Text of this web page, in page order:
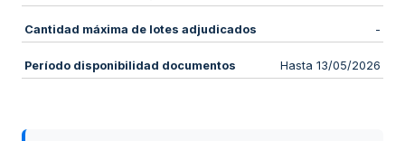
Cantidad máxima de lotes adjudicados -
Período disponibilidad documentos Hasta 13/05/2026